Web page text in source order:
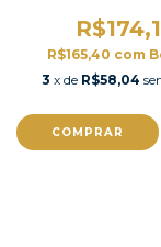
R$165,40 com
3 x de R$58,04
COMPRAR